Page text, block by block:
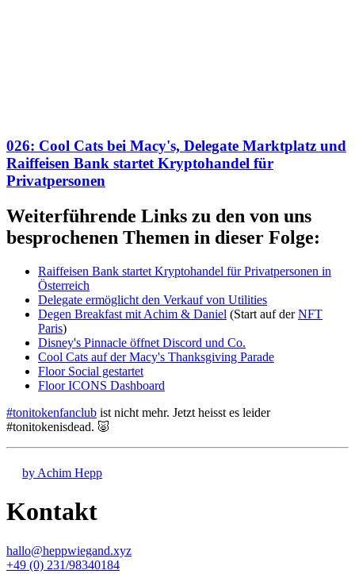
026: Cool Cats bei Macy's, Delegate Marktplatz und
Raiffeisen Bank startet Kryptohandel für
Privatpersonen
Weiterführende Links zu den von uns
besprochenen Themen in dieser Folge:
Raiffeisen Bank startet Kryptohandel für Privatpersonen in
Österreich
Delegate ermöglicht den Verkauf von Utilities
Degen Breakfast mit Achim & Daniel (Start auf derNFT
Paris)
Disney's Pinnacle öffnet Discord und Co.
Cool Cats auf der Macy's Thanksgiving Parade
Floor Social gestartet
Floor ICONS Dashboard
#tonitokenfanclub ist nicht mehr. Jetzt heisst es leider
#tonitokenisdead. 🐷
by Achim Hepp
Kontakt
hallo@heppwiegand.xyz
+49 (0) 231/98340184